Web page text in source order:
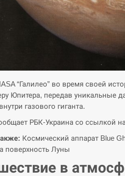
“Галилео” во время своей
Юпитера, передав уникальные
газового гиганта.
РБК-Украина со ссылкой
Космический аппарат Blue
поверхность Луны
в